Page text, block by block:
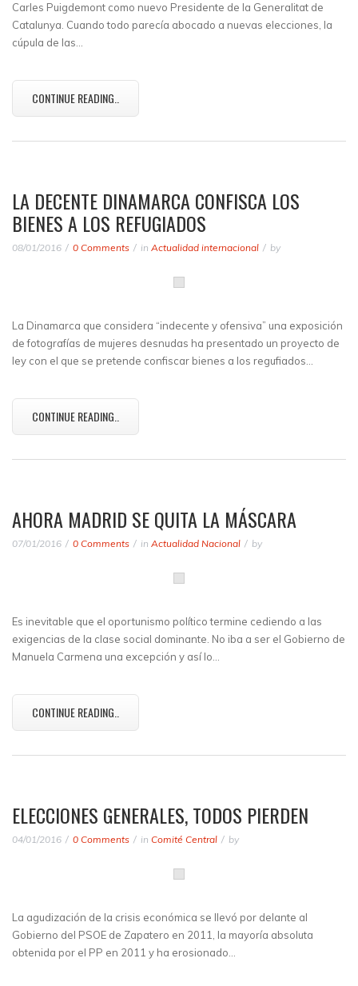
Carles Puigdemont como nuevo Presidente de la Generalitat de
Catalunya. Cuando todo parecía abocado a nuevas elecciones, la
cúpula de las…
CONTINUE READING..
LA DECENTE DINAMARCA CONFISCA LOS
BIENES A LOS REFUGIADOS
08/01/2016 0 Comments in Actualidad internacional by
La Dinamarca que considera “indecente y ofensiva” una exposición
de fotografías de mujeres desnudas ha presentado un proyecto de
ley con el que se pretende confiscar bienes a los regufiados…
CONTINUE READING..
AHORA MADRID SE QUITA LA MÁSCARA
07/01/2016 0 Comments in Actualidad Nacional by
Es inevitable que el oportunismo político termine cediendo a las
exigencias de la clase social dominante. No iba a ser el Gobierno de
Manuela Carmena una excepción y así lo…
CONTINUE READING..
ELECCIONES GENERALES, TODOS PIERDEN
04/01/2016 0 Comments in Comité Central by
La agudización de la crisis económica se llevó por delante al
Gobierno del PSOE de Zapatero en 2011, la mayoría absoluta
obtenida por el PP en 2011 y ha erosionado…